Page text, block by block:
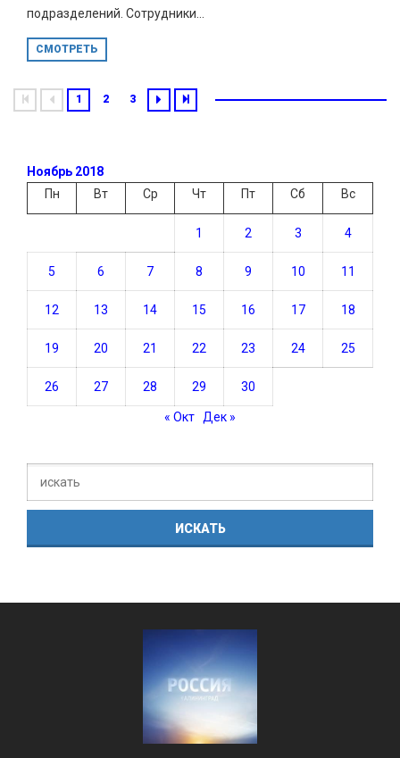
подразделений. Сотрудники...
СМОТРЕТЬ
1 2 3
Ноябрь 2018
Пн
Вт Ср Чт Пт Сб Вс
1 2 3 4
5 6 7 8 9 10 11
12 13 14 15 16 17 18
19 20 21 22 23 24 25
26 27 28 29 30
« Окт Дек »